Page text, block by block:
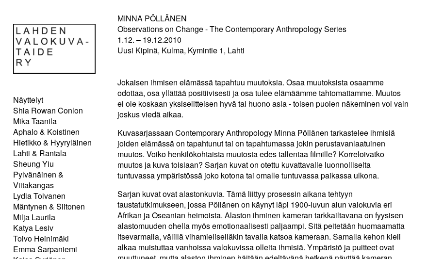
Näyttelyt
Shia Rowan Conlon
Mika Taanila
Aphalo & Koistinen
Hietikko & Hyyryläinen
Lahti & Rantala
Sheung Yiu
Pylvänäinen &
Viitakangas
Lydia Toivanen
Mäntynen & Siitonen
Milja Laurila
Katya Lesiv
Toivo Heinimäki
Emma Sarpaniemi
MINNA PÖLLÄNEN
Observations on Change - The Contemporary Anthropology Series
1.12. – 19.12.2010
Uusi Kipinä, Kulma, Kymintie 1, Lahti
Jokaisen ihmisen elämässä tapahtuu muutoksia. Osaa muutoksista osaamme
odottaa, osa yllättää positiivisesti ja osa tulee elämäämme tahtomattamme. Muutos
ei ole koskaan yksiselitteisen hyvä tai huono asia - toisen puolen näkeminen voi vain
joskus viedä aikaa.
Kuvasarjassaan Contemporary Anthropology Minna Pöllänen tarkastelee ihmisiä
joiden elämässä on tapahtunut tai on tapahtumassa jokin perustavanlaatuinen
muutos. Voiko henkilökohtaista muutosta edes tallentaa filmille? Korreloivatko
muutos ja kuva toisiaan? Sarjan kuvat on otettu kuvattavalle luonnolliselta
tuntuvassa ympäristössä joko kotona tai omalle tuntuvassa paikassa ulkona.
Sarjan kuvat ovat alastonkuvia. Tämä liittyy prosessin aikana tehtyyn
taustatutkimukseen, jossa Pöllänen on käynyt läpi 1900-luvun alun valokuvia eri
Afrikan ja Oseanian heimoista. Alaston ihminen kameran tarkkailtavana on fyysisen
alastomuuden ohella myös emotionaalisesti paljaampi. Sitä peitetään huomaamatta
itsevarmalla, välillä vihamieliselläkin tavalla katsoa kameraan. Samalla kehon kieli
alkaa muistuttaa vanhoissa valokuvissa olleita ihmisiä. Ympäristö ja puitteet ovat